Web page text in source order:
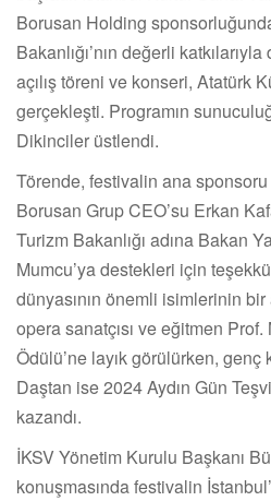
Borusan Holding
Bakanlığı’nın değerli
açılış töreni ve konseri, Atatürk
gerçekleşti. Programın
Dikinciler üstlendi.
Törende, festivalin ana
Borusan Grup CEO’su Erkan
Turizm Bakanlığı adına Bakan
Mumcu’ya destekleri için
dünyasının önemli isimlerinin
opera sanatçısı ve eğitmen
Ödülü’ne layık görülürken,
Daştan ise 2024 Aydın Gün
kazandı.
İKSV Yönetim Kurulu Başkanı
konuşmasında festivalin